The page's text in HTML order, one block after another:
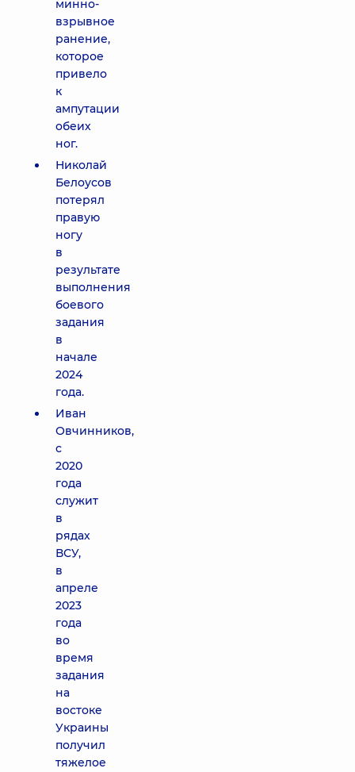
минно-
взрывное
ранение,
которое
привело
к
ампутации
обеих
ног.
Николай
Белоусов
потерял
правую
ногу
в
результате
выполнения
боевого
задания
в
начале
2024
года.
Иван
Овчинников,
с
2020
года
служит
в
рядах
ВСУ,
в
апреле
2023
года
во
время
задания
на
востоке
Украины
получил
тяжелое